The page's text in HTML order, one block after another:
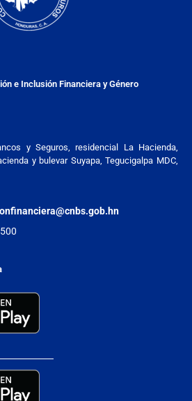
e Inclusión Financiera y Género
y Seguros, residencial La Hacienda,
y bulevar Suyapa, Tegucigalpa MDC,